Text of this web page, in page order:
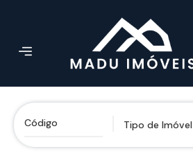
Tipo de Imóvel